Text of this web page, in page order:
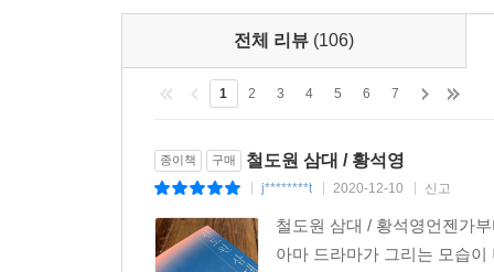
전체 리뷰 (106)
1 2 3 4 5 6 7
종이책 구매 철도원 삼대 / 황석영
j********t 2020-12-10 신고
철도원 삼대 / 황석영언젠가
아마 드라마가 그리는 모습